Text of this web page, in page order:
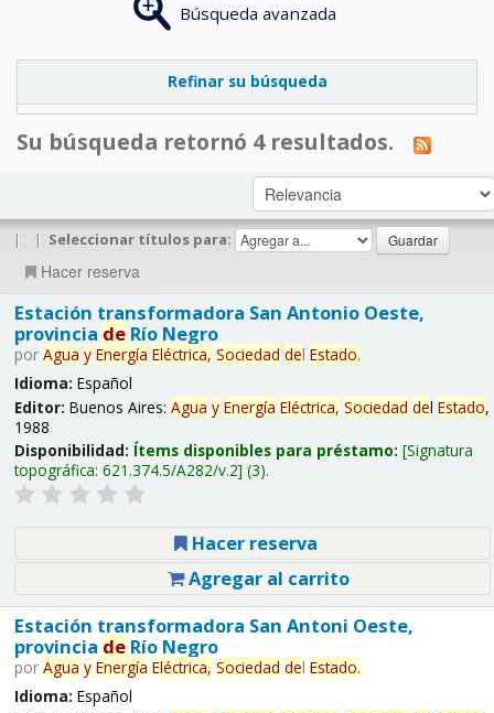
Búsqueda avanzada
Refinar su búsqueda
Su búsqueda retornó 4 resultados.
| | Seleccionar títulos para:
Hacer reserva
Estación transformadora San Antonio Oeste,
provincia deRío Negro
por Agua y Energía Eléctrica, Sociedad del Estado.
Idioma: Español
Editor: Buenos Aires: Agua y Energía Eléctrica, Sociedad del Estado,
1988
Disponibilidad: Ítems disponibles para préstamo: Signatura
topográfica: 621.374.5/A282/v.2 (3).
Hacer reserva
Agregar al carrito
Estación transformadora San Antoni Oeste,
provincia deRío Negro
por Agua y Energía Eléctrica, Sociedad del Estado.
Idioma: Español